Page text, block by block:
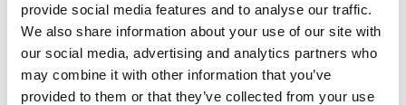
provide social media features and to analyse our traffic.
We also share information about your use of our site with
our social media, advertising and analytics partners who
may combine it with other information that you’ve
provided to them or that they’ve collected from your use
Djup (mm) 638
Höjd (mm) 1150